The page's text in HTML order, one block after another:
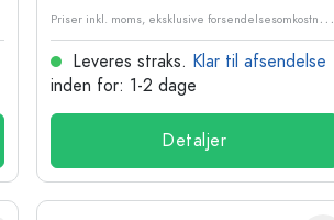
P
riser inkl. moms, eksklusive forsendelsesomkostninger
Leveres straks. Klar til afsendelse
inden for: 1-2 dage
Detaljer